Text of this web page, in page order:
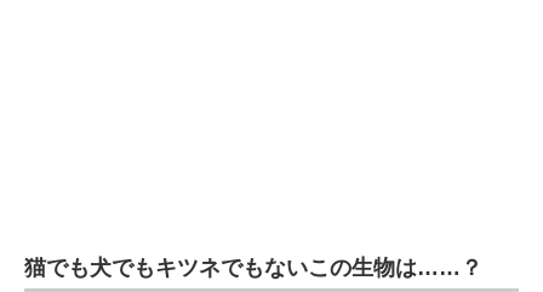
猫でも犬でもキツネでもないこの生物は……？